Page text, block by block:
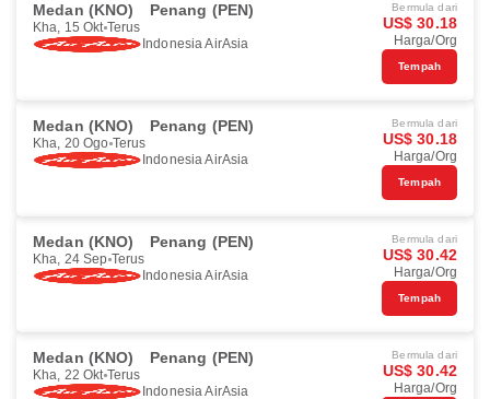
Medan (KNO) Penang (PEN)
Kha, 15 Okt Terus
Indonesia AirAsia
Bermula dari
US$ 30.18
Harga/Org
Tempah
Medan (KNO) Penang (PEN)
Kha, 20 Ogo Terus
Indonesia AirAsia
Bermula dari
US$ 30.18
Harga/Org
Tempah
Medan (KNO) Penang (PEN)
Kha, 24 Sep Terus
Indonesia AirAsia
Bermula dari
US$ 30.42
Harga/Org
Tempah
Medan (KNO) Penang (PEN)
Kha, 22 Okt Terus
Indonesia AirAsia
Bermula dari
US$ 30.42
Harga/Org